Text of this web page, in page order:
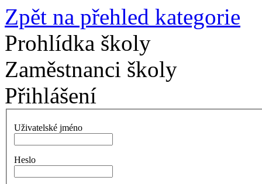
Zpět na přehled kategorie
Prohlídka školy
Zaměstnanci školy
Přihlášení
Uživatelské jméno
Heslo